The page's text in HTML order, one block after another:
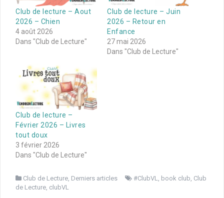
Club de lecture – Aout
2026 – Chien
4 août 2026
Dans "Club de Lecture"
Club de lecture – Juin
2026 – Retour en
Enfance
27 mai 2026
Dans "Club de Lecture"
Club de lecture –
Février 2026 – Livres
tout doux
3 février 2026
Dans "Club de Lecture"
Club de Lecture Derniers articles #ClubVL book club Club
de Lecture clubVL